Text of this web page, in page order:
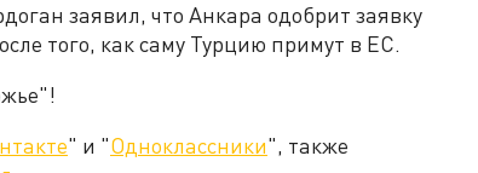
заявил, что Анкара одобрит заявку
того, как саму Турцию примут в ЕС.
" и "Одноклассники", также